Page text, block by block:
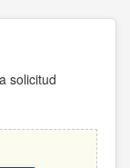
solicitud